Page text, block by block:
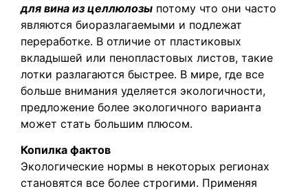
для вина из целлюлозы потому что они часто
являются биоразлагаемыми и подлежат
переработке. В отличие от пластиковых
вкладышей или пенопластовых листов, такие
лотки разлагаются быстрее. В мире, где все
больше внимания уделяется экологичности,
предложение более экологичного варианта
может стать большим плюсом.
Копилка фактов
Экологические нормы в некоторых регионах
становятся все более строгими. Применяя